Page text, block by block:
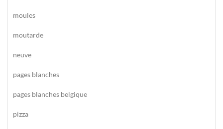
moules
moutarde
neuve
pages blanches
pages blanches belgique
pizza